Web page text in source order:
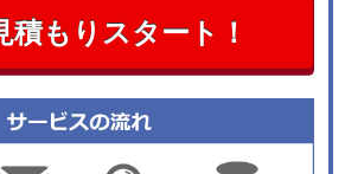
積もりスタート！